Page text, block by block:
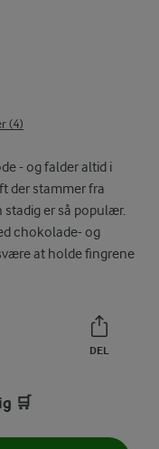
(4)
- og falder altid i
der stammer fra
stadig er så populær.
chokolade- og
at holde fingrene
DEL
🛒